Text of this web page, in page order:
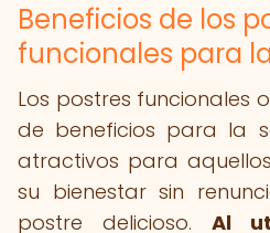
Beneficios de los
funcionales para
Los postres funcionales
de beneficios para la
atractivos para
su bienestar sin
postre delicioso. Al